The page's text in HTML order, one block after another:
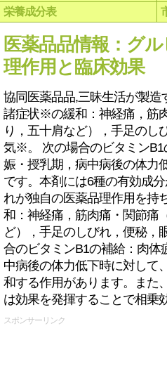
栄養成分表
医薬品品情報：グ
理作用と臨床効果
協同医薬品品,三昧生活が製
諸症状※の緩和：神経痛，筋
り，五十肩など），手足のし
気※。 次の場合のビタミンB1
娠・授乳期，病中病後の体力
です。本剤には6種の有効成
れが独自の医薬品理作用を持
和：神経痛，筋肉痛・関節痛
ど），手足のしびれ，便秘
合のビタミンB1の補給：肉体
中病後の体力低下時に対して
和する作用があります。また
は効果を発揮することで相乗
スポンサーリンク